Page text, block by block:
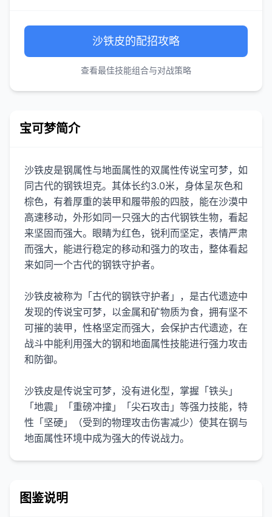
沙铁皮的配招攻略
查看最佳技能组合与对战策略
宝可梦简介
沙铁皮是钢属性与地面属性的双属性传说宝可梦，如
同古代的钢铁坦克。其体长约3.0米，身体呈灰色和
棕色，有着厚重的装甲和履带般的四肢，能在沙漠中
高速移动，外形如同一只强大的古代钢铁生物，看起
来坚固而强大。眼睛为红色，锐利而坚定，表情严肃
而强大，能进行稳定的移动和强力的攻击，整体看起
来如同一个古代的钢铁守护者。
沙铁皮被称为「古代的钢铁守护者」，是古代遗迹中
发现的传说宝可梦，以金属和矿物质为食，拥有坚不
可摧的装甲，性格坚定而强大，会保护古代遗迹，在
战斗中能利用强大的钢和地面属性技能进行强力攻击
和防御。
沙铁皮是传说宝可梦，没有进化型，掌握「铁头」
「地震」「重磅冲撞」「尖石攻击」等强力技能，特
性「坚硬」（受到的物理攻击伤害减少）使其在钢与
地面属性环境中成为强大的传说战力。
图鉴说明